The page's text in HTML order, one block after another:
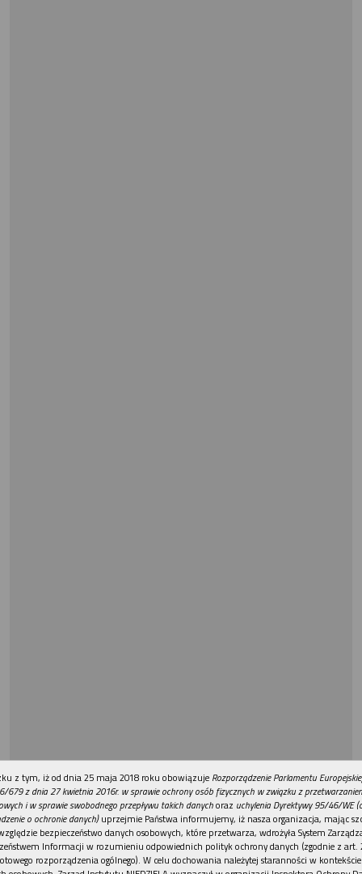
REKLAMA
z tym, iż od dnia 25 maja 2018 roku obowiązuje Rozporządzenie Parlamentu
679 z dnia 27 kwietnia 2016r. w sprawie ochrony osób fizycznych w związku z
i w sprawie swobodnego przepływu takich danychoraz uchylenia Dyrektywy 95/46/WE
o ochronie danych)uprzejmie Państwa informujemy, iż nasza organizacja, mając
bezpieczeństwo danych osobowych, które przetwarza, wdrożyła System
Informacji w rozumieniu odpowiednich polityk ochrony danych (zgodnie z art.
rozporządzenia ogólnego). W celu dochowania należytej staranności w